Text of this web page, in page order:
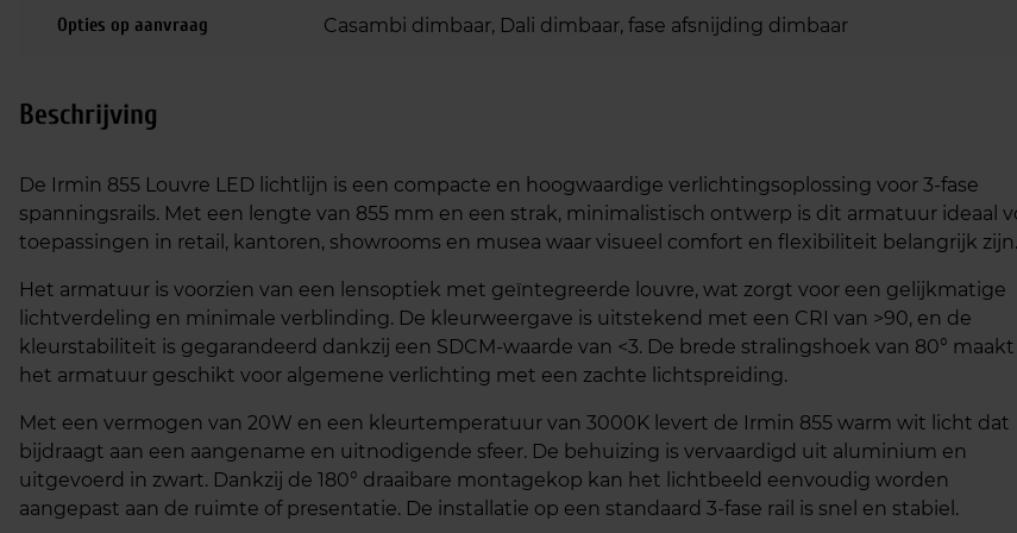
Opties op aanvraag Casambi dimbaar, Dali dimbaar, fase afsnijding dimbaar
Beschrijving
De Irmin 855 Louvre LED lichtlijn is een compacte en hoogwaardige verlichtingsoplossing voor 3-fase
spanningsrails. Met een lengte van 855 mm en een strak, minimalistisch ontwerp is dit armatuur ideaal
toepassingen in retail, kantoren, showrooms en musea waar visueel comfort en flexibiliteit belangrijk zijn.
Het armatuur is voorzien van een lensoptiek met geïntegreerde louvre, wat zorgt voor een gelijkmatige
lichtverdeling en minimale verblinding. De kleurweergave is uitstekend met een CRI van >90, en de
kleurstabiliteit is gegarandeerd dankzij een SDCM-waarde van <3. De brede stralingshoek van 80° maakt
het armatuur geschikt voor algemene verlichting met een zachte lichtspreiding.
Met een vermogen van 20W en een kleurtemperatuur van 3000K levert de Irmin 855 warm wit licht dat
bijdraagt aan een aangename en uitnodigende sfeer. De behuizing is vervaardigd uit aluminium en
uitgevoerd in zwart. Dankzij de 180° draaibare montagekop kan het lichtbeeld eenvoudig worden
aangepast aan de ruimte of presentatie. De installatie op een standaard 3-fase rail is snel en stabiel.